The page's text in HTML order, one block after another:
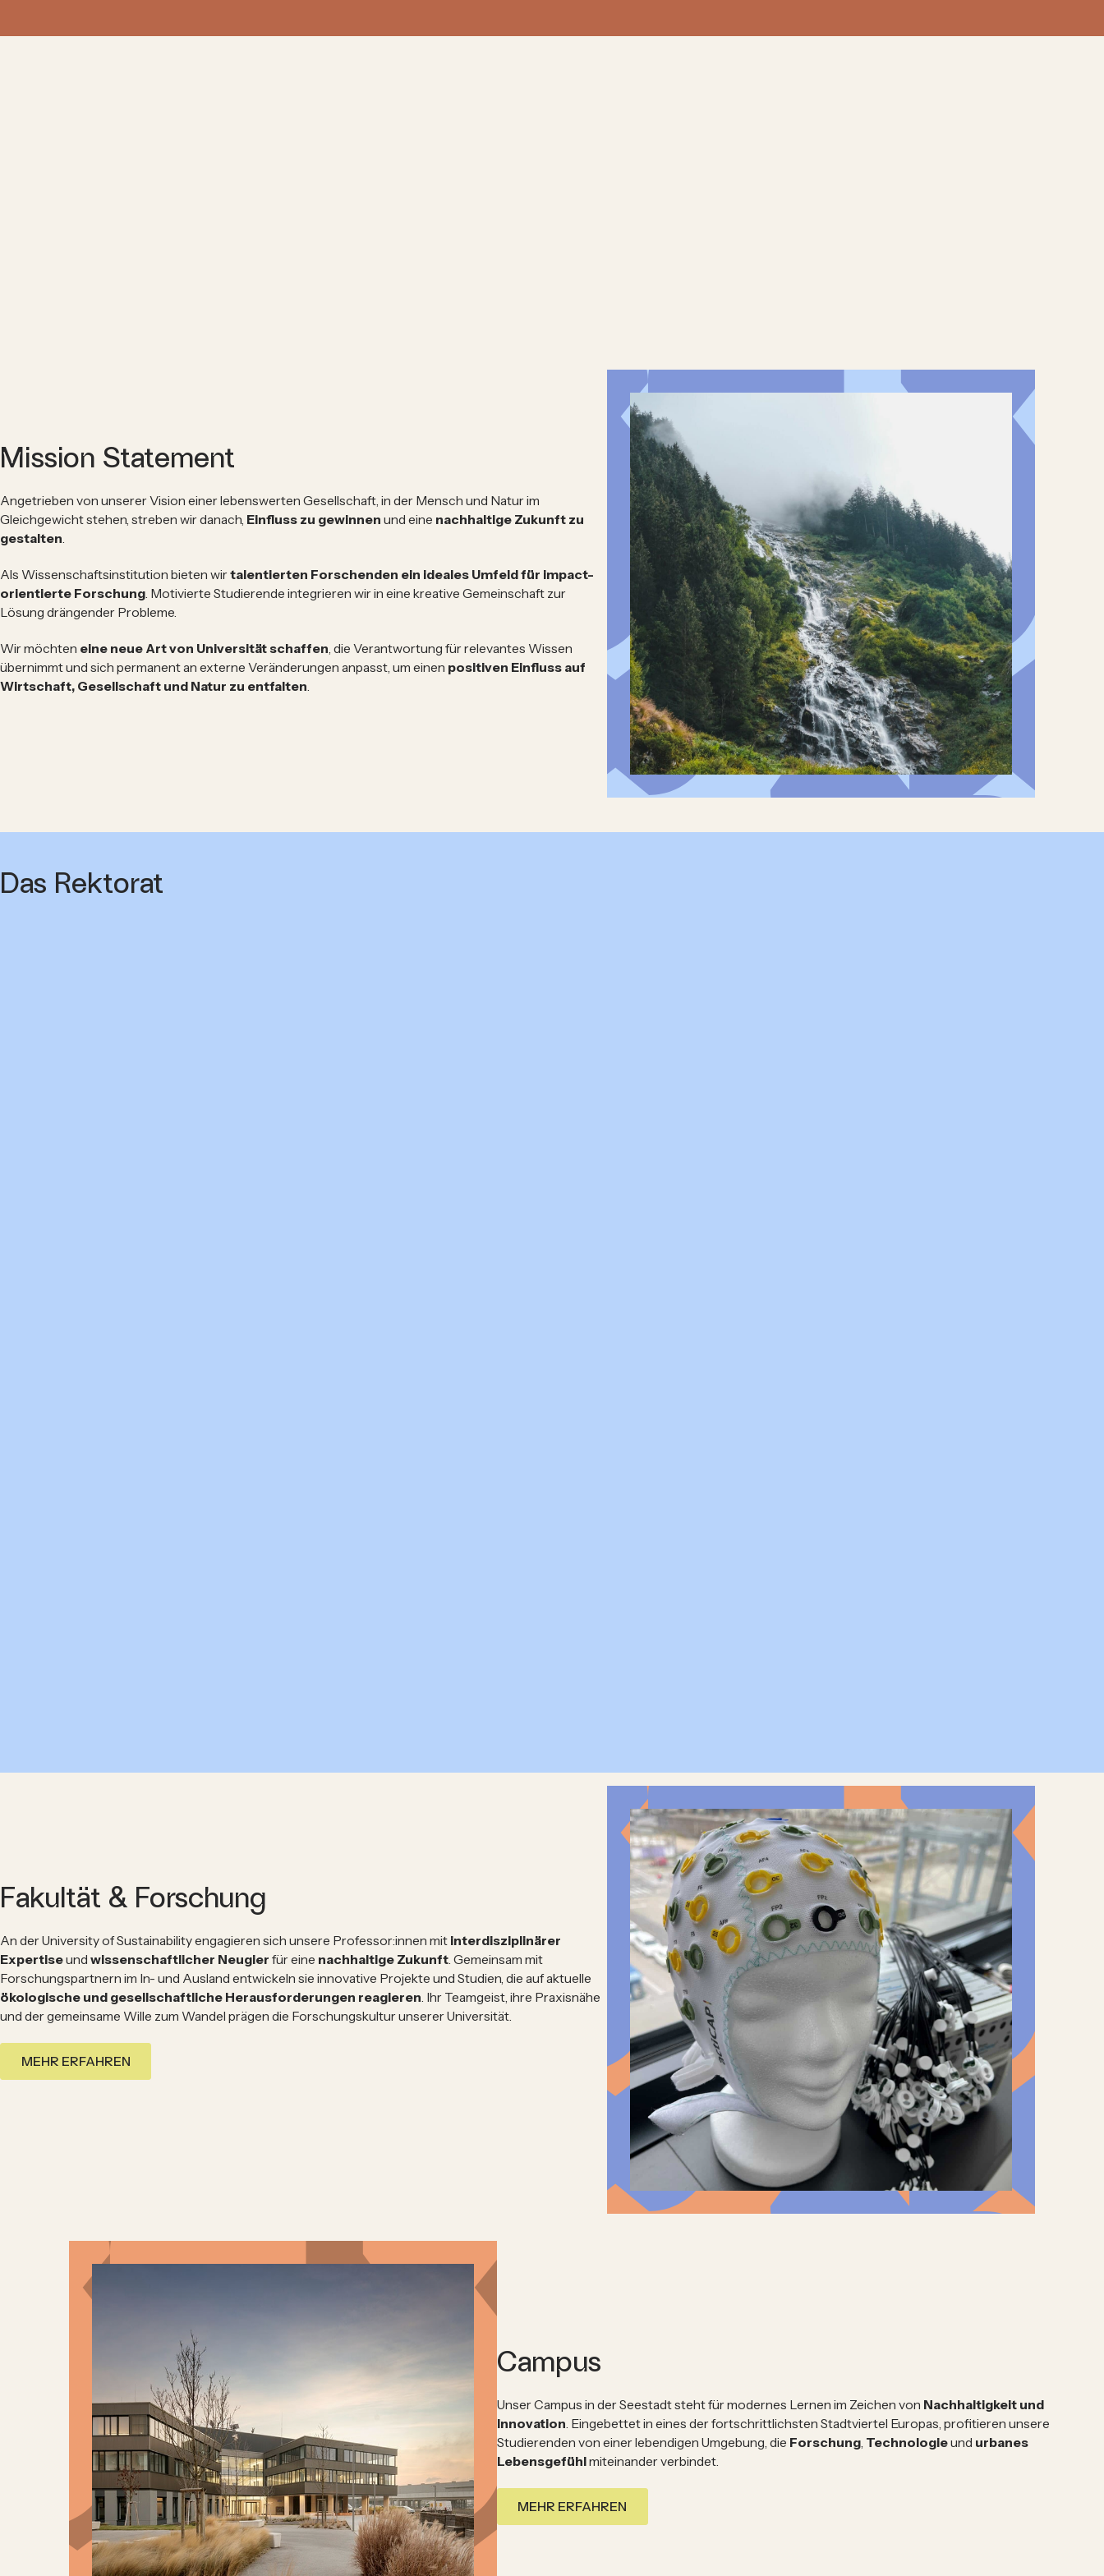
Mission Statement
Angetrieben von unserer Vision einer lebenswerten Gesellschaft, in der Mensch und Natur im
Gleichgewicht stehen, streben wir danach, Einfluss zu gewinnen und eine nachhaltige Zukunft zu
gestalten.
Als Wissenschaftsinstitution bieten wirtalentierten Forschenden ein ideales Umfeld für impact-
orientierte Forschung. Motivierte Studierende integrieren wir in eine kreative Gemeinschaft zur
Lösung drängender Probleme.
Wir möchten eine neue Art von Universität schaffen, die Verantwortung für relevantes Wissen
übernimmt und sich permanent an externe Veränderungen anpasst, um einen positiven Einfluss auf
Wirtschaft, Gesellschaft und Natur zu entfalten.
Das Rektorat
Fakultät & Forschung
An der University of Sustainability engagieren sich unsere Professor:innen mit interdisziplinärer
Expertiseund wissenschaftlicher Neugier für eine nachhaltige Zukunft. Gemeinsam mit
Forschungspartnern im In- und Ausland entwickeln sie innovative Projekte und Studien, die auf aktuelle
ökologische und gesellschaftliche Herausforderungen reagieren. Ihr Teamgeist, ihre Praxisnähe
und der gemeinsame Wille zum Wandel prägen die Forschungskultur unserer Universität.
MEHR ERFAHREN
Campus
Unser Campus in der Seestadt steht für modernes Lernen im Zeichen von Nachhaltigkeit und
Innovation. Eingebettet in eines der fortschrittlichsten Stadtviertel Europas, profitieren unsere
Studierenden von einer lebendigen Umgebung, die Forschung, Technologieund urbanes
Lebensgefühlmiteinander verbindet.
MEHR ERFAHREN